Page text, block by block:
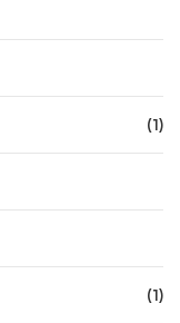
(1)
(1)